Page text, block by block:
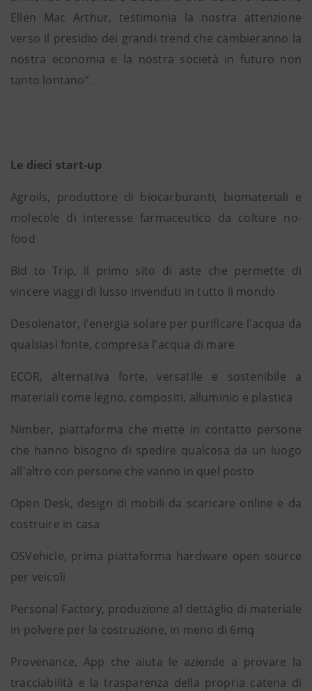
Ellen Mac Arthur, testimonia la nostra attenzione
verso il presidio dei grandi trend che cambieranno la
nostra economia e la nostra società in futuro non
tanto lontano”.
Le dieci start-up
Agroils, produttore di biocarburanti, biomateriali e
molecole di interesse farmaceutico da colture no-
food
Bid to Trip, il primo sito di aste che permette di
vincere viaggi di lusso invenduti in tutto il mondo
Desolenator, l'energia solare per purificare l'acqua da
qualsiasi fonte, compresa l'acqua di mare
ECOR, alternativa forte, versatile e sostenibile a
materiali come legno, compositi, alluminio e plastica
Nimber, piattaforma che mette in contatto persone
che hanno bisogno di spedire qualcosa da un luogo
all'altro con persone che vanno in quel posto
Open Desk, design di mobili da scaricare online e da
costruire in casa
OSVehicle, prima piattaforma hardware open source
per veicoli
Personal Factory, produzione al dettaglio di materiale
in polvere per la costruzione, in meno di 6mq
Provenance, App che aiuta le aziende a provare la
tracciabilità e la trasparenza della propria catena di